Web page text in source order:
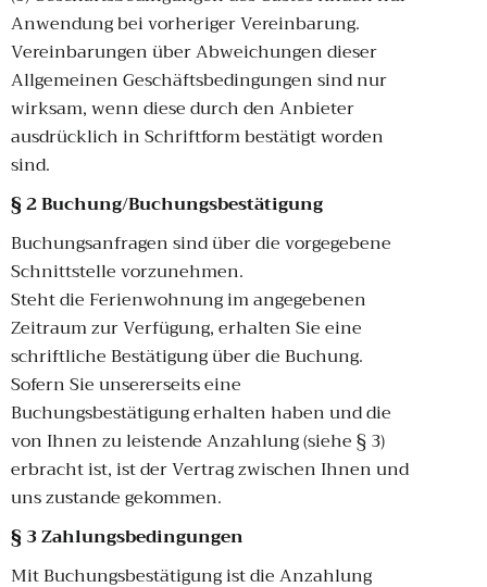
Anwendung bei vorheriger Vereinbarung.
Vereinbarungen über Abweichungen dieser
Allgemeinen Geschäftsbedingungen sind nur
wirksam, wenn diese durch den Anbieter
ausdrücklich in Schriftform bestätigt worden
sind.
§ 2 Buchung/Buchungsbestätigung
Buchungsanfragen sind über die vorgegebene
Schnittstelle vorzunehmen.
Steht die Ferienwohnung im angegebenen
Zeitraum zur Verfügung, erhalten Sie eine
schriftliche Bestätigung über die Buchung.
Sofern Sie unsererseits eine
Buchungsbestätigung erhalten haben und die
von Ihnen zu leistende Anzahlung (siehe § 3)
erbracht ist, ist der Vertrag zwischen Ihnen und
uns zustande gekommen.
§ 3 Zahlungsbedingungen
Mit Buchungsbestätigung ist die Anzahlung